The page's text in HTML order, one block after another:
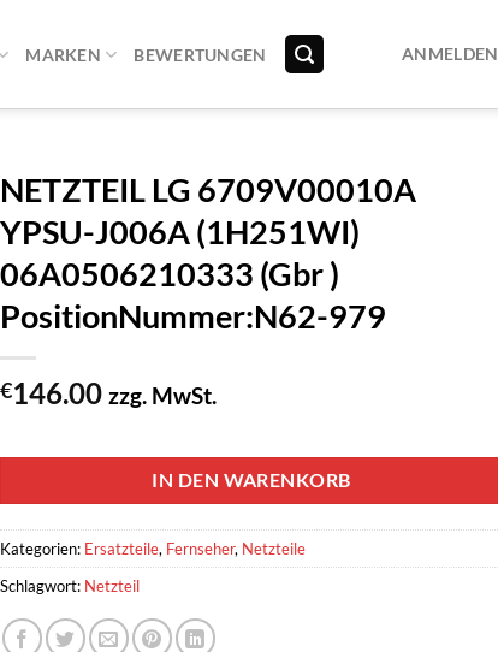
MARKEN BEWERTUNGEN ANMELDEN
NETZTEIL LG 6709V00010A
YPSU-J006A (1H251WI)
06A0506210333 (Gbr )
PositionNummer:N62-979
€146.00 zzg. MwSt.
IN DEN WARENKORB
Kategorien: Ersatzteile, Fernseher, Netzteile
Schlagwort: Netzteil